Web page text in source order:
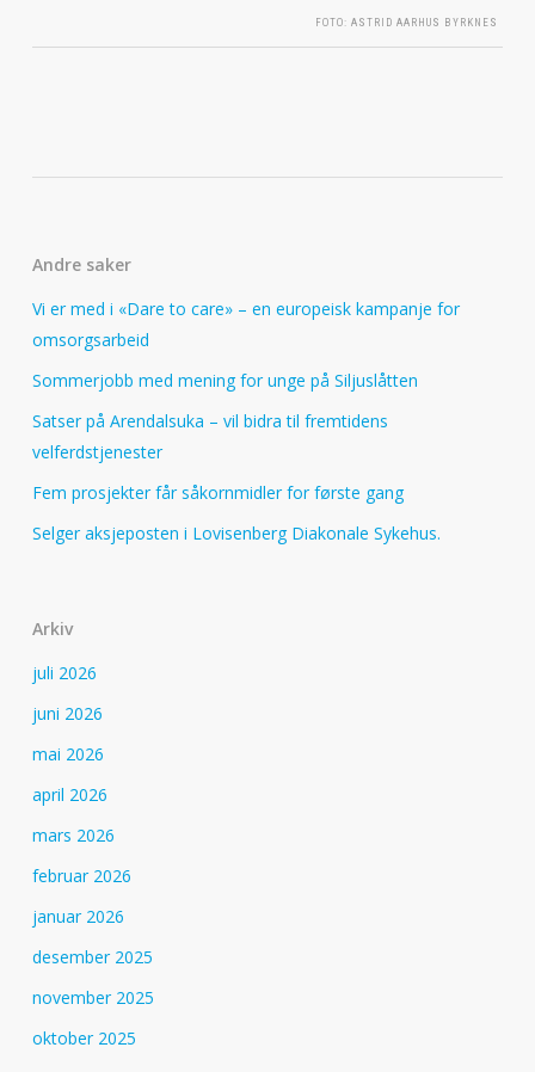
FOTO: ASTRID AARHUS BYRKNES
Andre saker
Vi er med i «Dare to care» – en europeisk kampanje for
omsorgsarbeid
Sommerjobb med mening for unge på Siljuslåtten
Satser på Arendalsuka – vil bidra til fremtidens
velferdstjenester
Fem prosjekter får såkornmidler for første gang
Selger aksjeposten i Lovisenberg Diakonale Sykehus.
Arkiv
juli 2026
juni 2026
mai 2026
april 2026
mars 2026
februar 2026
januar 2026
desember 2025
november 2025
oktober 2025